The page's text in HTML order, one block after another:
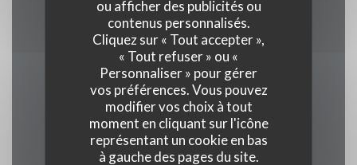
ou afficher des publicités ou
contenus personnalisés.
Cliquez sur « Tout accepter »,
« Tout refuser » ou «
Personnaliser » pour gérer
vos préférences. Vous pouvez
modifier vos choix à tout
moment en cliquant sur l'icône
représentant un cookie en bas
à gauche des pages du site.
Union Pay , Espèces, Visa, American Express
Horaires